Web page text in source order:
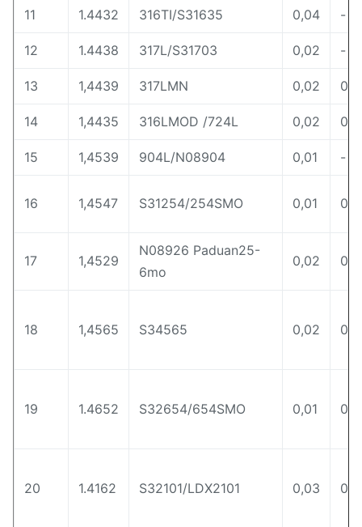
11 1.4432 316TI/S31635 0,04 -
12 1.4438 317L/S31703 0,02 -
13 1,4439 317LMN 0,02
14 1,4435 316LMOD /724L 0,02
15 1,4539 904L/N08904 0,01 -
16 1,4547 S31254/254SMO 0,01
17 1,4529
N08926 Paduan25-
6mo
0,02
18 1,4565 S34565 0,02
19 1.4652 S32654/654SMO 0,01
20 1.4162 S32101/LDX2101 0,03